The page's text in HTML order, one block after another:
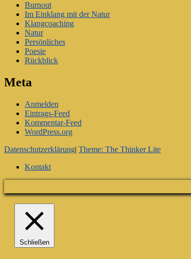
Burnout
Im Einklang mit der Natur
Klangcoaching
Natur
Persönliches
Poesie
Rückblick
Meta
Anmelden
Eintrags-Feed
Kommentar-Feed
WordPress.org
Datenschutzerklärung| Theme: The Thinker Lite
Kontakt
Schließen